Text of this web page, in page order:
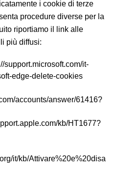
i cookie di terze
procedure diverse per la
riportiamo il link alle
più diffusi:
support.microsoft.com/it-
edge-delete-cookies
accounts/answer/61416?
kb/HT1677?
it/kb/Attivare%20e%20disa